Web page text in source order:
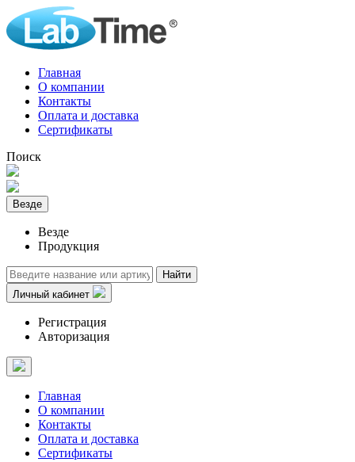
Главная
О компании
Контакты
Оплата и доставка
Сертификаты
Поиск
Везде
Везде
Продукция
Найти
Личный кабинет
Регистрация
Авторизация
Главная
О компании
Контакты
Оплата и доставка
Сертификаты